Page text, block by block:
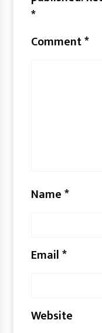
*
Comment*
Name*
Email*
Website